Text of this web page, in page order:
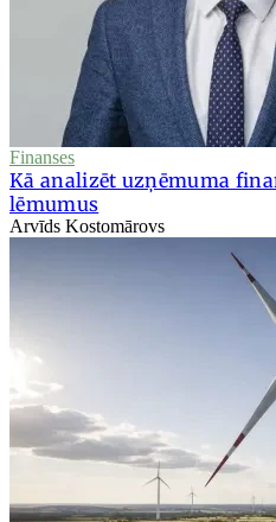
Finanses
Kā analizēt uzņēmuma
lēmumus
Arvīds Kostomārovs